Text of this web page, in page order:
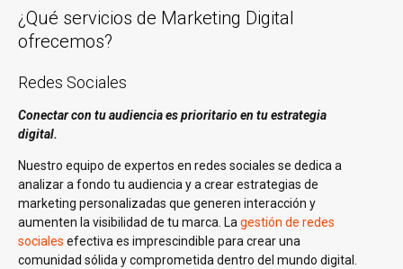
¿Qué servicios de Marketing Digital
ofrecemos?
Redes Sociales
Conectar con tu audiencia es prioritario en tu estrategia
digital.
Nuestro equipo de expertos en redes sociales se dedica a
analizar a fondo tu audiencia y a crear estrategias de
marketing personalizadas que generen interacción y
aumenten la visibilidad de tu marca. Lagestión de redes
sociales efectiva es imprescindible para crear una
comunidad sólida y comprometida dentro del mundo digital.